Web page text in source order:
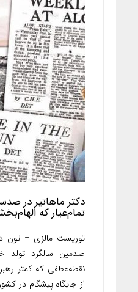
دکتر ماهاتیر در
تمام‌عیار که
توریست مالزی – تون
صدمین سالگرد
نقطه‌عطفی که کمتر
از جایگاه پیشگام در